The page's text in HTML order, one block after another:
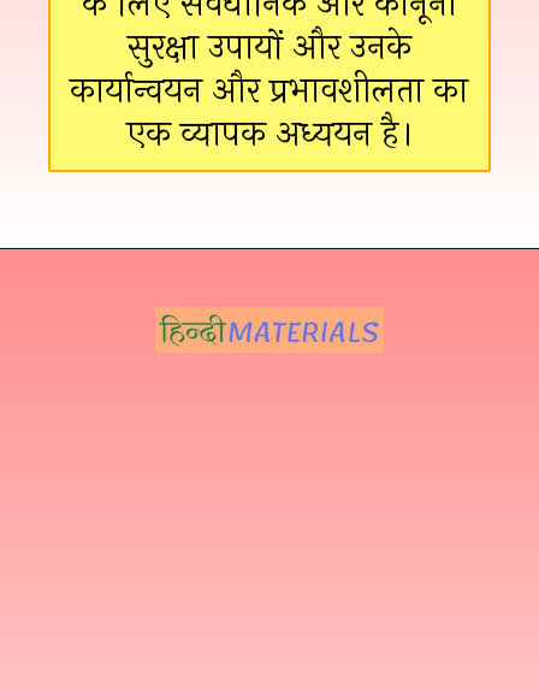
सुरक्षा उपायों और उनके
कार्यान्वयन और प्रभावशीलता का
एक व्यापक अध्ययन है।